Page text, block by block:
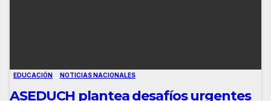
EDUCACIÓN NOTICIAS NACIONALES
ASEDUCH plantea desafíos urgentes